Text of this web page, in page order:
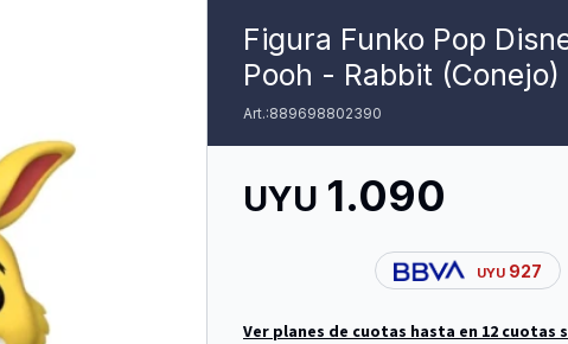
Figura Funko Pop
Pooh - Rabbit (Conejo)
889698802390
UYU 1.090
UYU 927
Ver planes de cuotas hasta en 12 cuotas